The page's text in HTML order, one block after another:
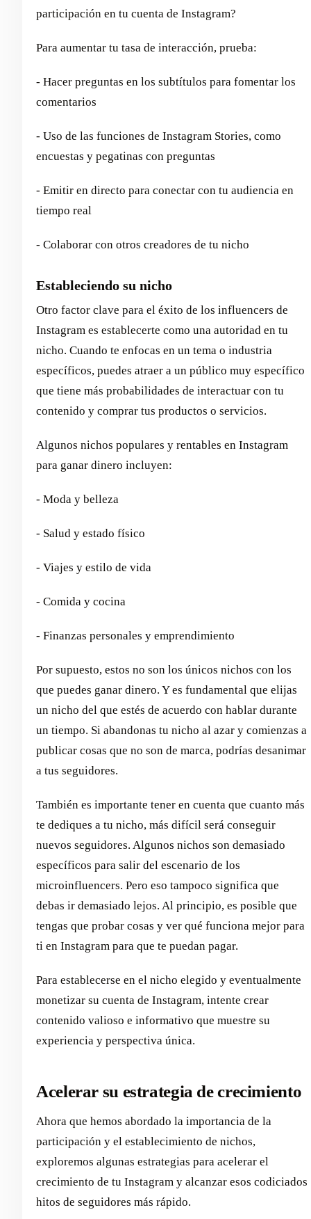
participación en tu cuenta de Instagram?
Para aumentar tu tasa de interacción, prueba:
- Hacer preguntas en los subtítulos para fomentar los
comentarios
- Uso de las funciones de Instagram Stories, como
encuestas y pegatinas con preguntas
- Emitir en directo para conectar con tu audiencia en
tiempo real
- Colaborar con otros creadores de tu nicho
Estableciendo su nicho
Otro factor clave para el éxito de los influencers de
Instagram es establecerte como una autoridad en tu
nicho. Cuando te enfocas en un tema o industria
específicos, puedes atraer a un público muy específico
que tiene más probabilidades de interactuar con tu
contenido y comprar tus productos o servicios.
Algunos nichos populares y rentables en Instagram
para ganar dinero incluyen:
- Moda y belleza
- Salud y estado físico
- Viajes y estilo de vida
- Comida y cocina
- Finanzas personales y emprendimiento
Por supuesto, estos no son los únicos nichos con los
que puedes ganar dinero. Y es fundamental que elijas
un nicho del que estés de acuerdo con hablar durante
un tiempo. Si abandonas tu nicho al azar y comienzas a
publicar cosas que no son de marca, podrías desanimar
a tus seguidores.
También es importante tener en cuenta que cuanto más
te dediques a tu nicho, más difícil será conseguir
nuevos seguidores. Algunos nichos son demasiado
específicos para salir del escenario de los
microinfluencers. Pero eso tampoco significa que
debas ir demasiado lejos. Al principio, es posible que
tengas que probar cosas y ver qué funciona mejor para
ti en Instagram para que te puedan pagar.
Para establecerse en el nicho elegido y eventualmente
monetizar su cuenta de Instagram, intente crear
contenido valioso e informativo que muestre su
experiencia y perspectiva única.
Acelerar su estrategia de crecimiento
Ahora que hemos abordado la importancia de la
participación y el establecimiento de nichos,
exploremos algunas estrategias para acelerar el
crecimiento de tu Instagram y alcanzar esos codiciados
hitos de seguidores más rápido.